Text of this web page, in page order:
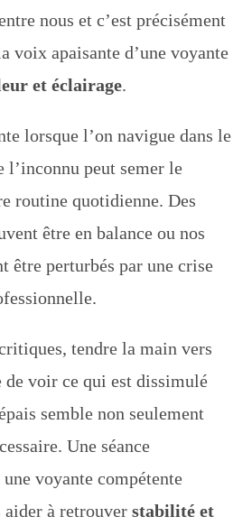
nous et c’est précisément
voix apaisante d’une voyante
et éclairage.
lorsque l’on navigue dans le
l’inconnu peut semer le
routine quotidienne. Des
être en balance ou nos
être perturbés par une crise
tendre la main vers
de voir ce qui est dissimulé
semble non seulement
Une séance
voyante compétente
aider à retrouverstabilité et